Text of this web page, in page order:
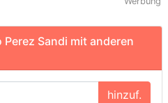
Sandi mit anderen
hinzuf.